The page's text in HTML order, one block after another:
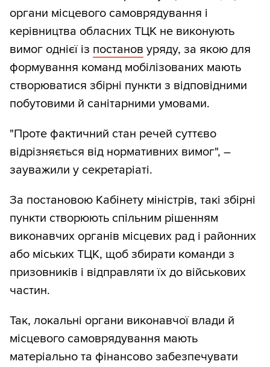
органи місцевого самоврядування і
керівництва обласних ТЦК не виконують
вимог однієї із постанов уряду, за якою для
формування команд мобілізованих мають
створюватися збірні пункти з відповідними
побутовими й санітарними умовами.
"Проте фактичний стан речей суттєво
відрізняється від нормативних вимог", –
зауважили у секретаріаті.
За постановою Кабінету міністрів, такі збірні
пункти створюють спільним рішенням
виконавчих органів місцевих рад і районних
або міських ТЦК, щоб збирати команди з
призовників і відправляти їх до військових
частин.
Так, локальні органи виконавчої влади й
місцевого самоврядування мають
матеріально та фінансово забезпечувати